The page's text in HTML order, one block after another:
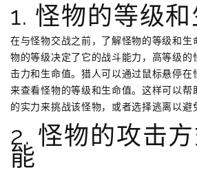
1. 怪物的等级
在与怪物交战之前，了解怪物的等级和生
物的等级决定了它的战斗能力，高等级的
击力和生命值。猎人可以通过鼠标悬停
来查看怪物的等级和生命值。这样可以帮
的实力来挑战该怪物，或者选择逃离以避
2. 怪物的攻击
能